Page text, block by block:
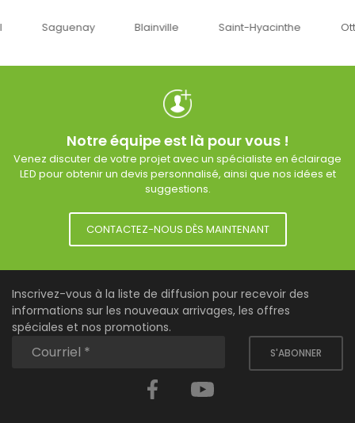
Blainville Saint-Hyacinthe Ottawa
Notre équipe est là pour vous !
Venez discuter de votre projet avec un spécialiste en éclairage
LED pour obtenir un devis personnalisé, ainsi que nos idées et
suggestions.
CONTACTEZ-NOUS DÈS MAINTENANT
Inscrivez-vous à la liste de diffusion pour recevoir des
informations sur les nouveaux arrivages, les offres
spéciales et nos promotions.
S'ABONNER
Facebook